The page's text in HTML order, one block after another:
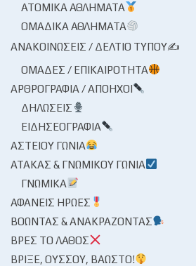
ΑΤΟΜΙΚΆ ΑΘΛΉΜΑΤΑ
ΟΜΑΔΙΚΆ ΑΘΛΉΜΑΤΑ
ΑΝΑΚΟΙΝΏΣΕΙΣ / ΔΕΛΤΊΟ ΤΎΠΟΥ✍
ΟΜΆΔΕΣ / ΕΠΙΚΑΙΡΌΤΗΤΑ
ΑΡΘΡΟΓΡΑΦΊΑ / ΑΠΌΗΧΟΙ
ΔΗΛΏΣΕΙΣ
ΕΙΔΗΣΕΟΓΡΑΦΊΑ
ΑΣΤΕΊΟΥ ΓΩΝΊΑ
ΑΤΆΚΑΣ & ΓΝΩΜΙΚΟΎ ΓΩΝΊΑ
ΓΝΩΜΙΚΆ
ΑΦΑΝΕΊΣ ΉΡΩΕΣ
ΒΟΏΝΤΑΣ & ΑΝΑΚΡΆΖΟΝΤΑΣ
ΒΡΕΣ ΤΟ ΛΆΘΟΣ
ΒΡΊΞΕ, ΟΎΣΣΟΥ, ΒΆΩΣΤΟ!